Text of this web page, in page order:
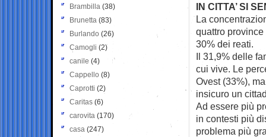
IN CITTA’ SI
La
quattro
30% dei reati.
Il 31,9% delle
cui vive. Le
Ovest (33%),
insicuro un
Ad essere più
in contesti più
problema più
Brambilla (38)
Brunetta (83)
Burlando (26)
Camogli (2)
canile (4)
Cappello (8)
Caprotti (2)
Caritas (6)
carovita (170)
casa (247)